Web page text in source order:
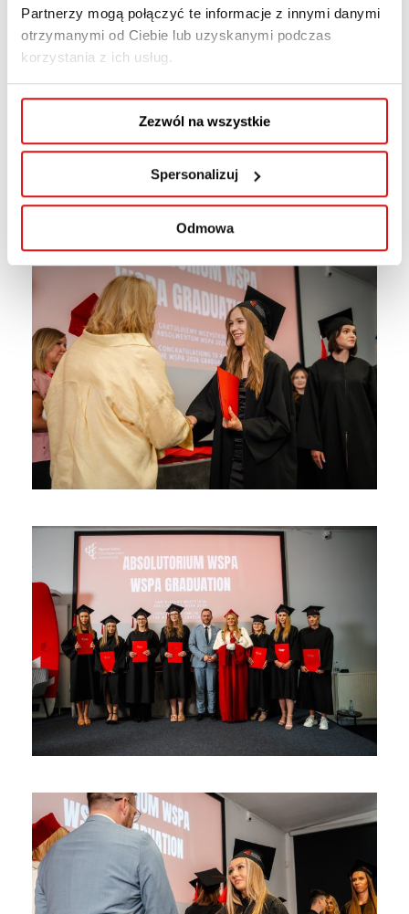
Partnerzy mogą połączyć te informacje z innymi danymi
otrzymanymi od Ciebie lub uzyskanymi podczas
korzystania z ich usług.
Zezwól na wszystkie
Spersonalizuj
Odmowa